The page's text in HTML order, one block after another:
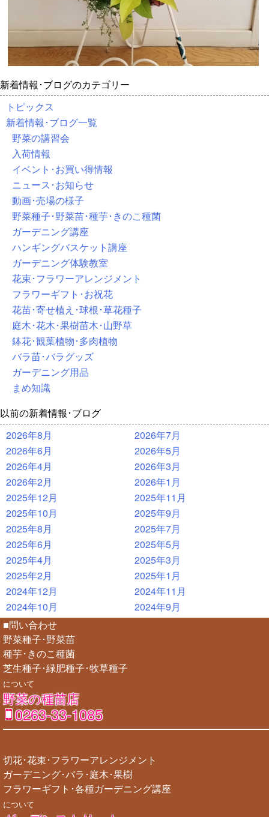
新着情報･ブログのカテゴリー
トピックス
新着情報･ブログ一覧
野菜の講習会
入荷情報
イベント･お買い得情報
ニュース･お知らせ
動画･売場の様子
野菜種子･野菜苗･種芋･きのこ種菌
ガーデニング講座
ハンギングバスケット講座
ガーデニング体験教室
花束･フラワーアレンジメント
フラワーギフト･お祝花
花苗･寄せ植え･球根･草花種子
庭木･花木･果樹苗木･山野草
鉢花･観葉植物･多肉植物
バラ苗･バラグッズ
ガーデニング用品
まめ知識
以前の新着情報･ブログ
2026年8月
2026年7月
2026年6月
2026年5月
2026年4月
2026年3月
2026年2月
2026年1月
2025年12月
2025年11月
2025年10月
2025年9月
2025年8月
2025年7月
2025年6月
2025年5月
2025年4月
2025年3月
2025年2月
2025年1月
2024年12月
2024年11月
2024年10月
2024年9月
■問い合わせ
野菜種子･野菜苗
種芋･きのこ種菌
芝生種子･緑肥種子･牧草種子
について
野菜の種苗店
0263-33-1085
切花･花束･フラワーアレンジメント
ガーデニング･バラ･庭木･果樹
フラワーギフト･各種ガーデニング講座
について